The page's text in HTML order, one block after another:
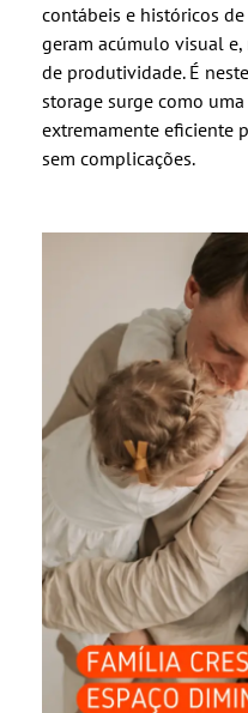
contábeis e históricos
geram acúmulo visual e,
de produtividade. É
storage surge como
extremamente eficiente
sem complicações.